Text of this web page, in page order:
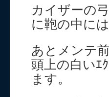
カイザーの
に鞄の中に
あとメンテ
頭上の白いｴ
ます。